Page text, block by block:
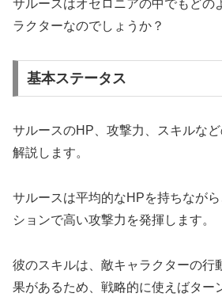
サルースはオセロニアの中でもどの
ラクターなのでしょうか？
基本ステータス
サルースのHP、攻撃力、スキルな
解説します。
サルースは平均的なHPを持ちなが
ションで高い攻撃力を発揮します。
彼のスキルは、敵キャラクターの行
果があるため、戦略的に使えばター